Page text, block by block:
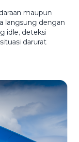
maupun
langsung dengan
idle, deteksi
darurat